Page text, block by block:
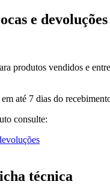
e devoluções
produtos vendidos e
até 7 dias do
consulte:
técnica